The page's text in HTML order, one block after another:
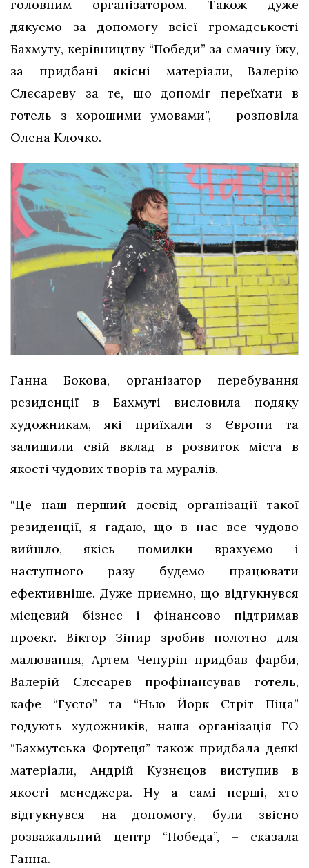
головним організатором. Також дуже
дякуємо за допомогу всієї громадськості
Бахмуту, керівництву “Победи” за смачну їжу,
за придбані якісні матеріали, Валерію
Слєсареву за те, що допоміг переїхати в
готель з хорошими умовами”, – розповіла
Олена Клочко.
Ганна Бокова, організатор перебування
резиденції в Бахмуті висловила подяку
художникам, які приїхали з Європи та
залишили свій вклад в розвиток міста в
якості чудових творів та муралів.
“Це наш перший досвід організації такої
резиденції, я гадаю, що в нас все чудово
вийшло, якісь помилки врахуємо і
наступного разу будемо працювати
ефективніше. Дуже приємно, що відгукнувся
місцевий бізнес і фінансово підтримав
проєкт. Віктор Зіпир зробив полотно для
малювання, Артем Чепурін придбав фарби,
Валерій Слєсарев профінансував готель,
кафе “Густо” та “Нью Йорк Стріт Піца”
годують художників, наша організація ГО
“Бахмутська Фортеця” також придбала деякі
матеріали, Андрій Кузнєцов виступив в
якості менеджера. Ну а самі перші, хто
відгукнувся на допомогу, були звісно
розважальний центр “Победа”, – сказала
Ганна.